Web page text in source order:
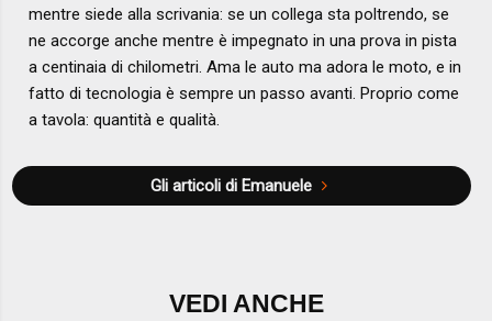
mentre siede alla scrivania: se un collega sta poltrendo, se
ne accorge anche mentre è impegnato in una prova in pista
a centinaia di chilometri. Ama le auto ma adora le moto, e in
fatto di tecnologia è sempre un passo avanti. Proprio come
a tavola: quantità e qualità.
Gli articoli di Emanuele
VEDI ANCHE